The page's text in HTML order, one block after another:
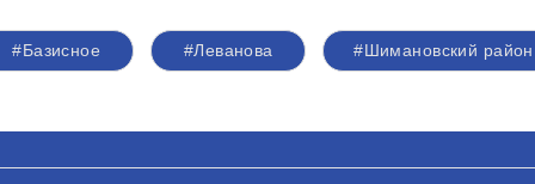
#Базисное #Леванова #Шимановский район